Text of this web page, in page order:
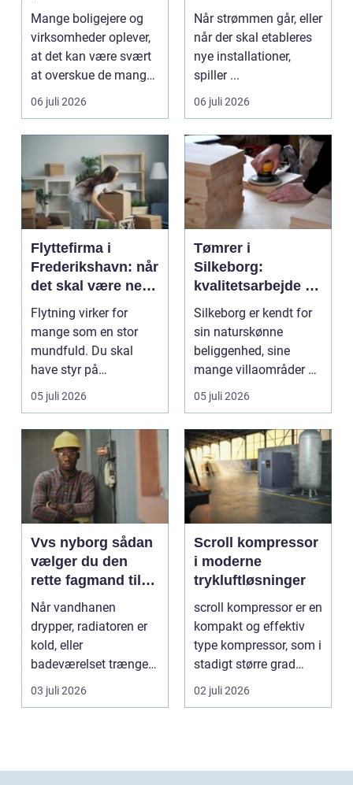
Mange boligejere og
virksomheder oplever,
at det kan være svært
at overskue de mange
gul...
06 juli 2026
danske boliger
Når strømmen går, eller
når der skal etableres
nye installationer,
spiller ...
06 juli 2026
Flyttefirma i
Frederikshavn: når
det skal være nemt
at komme videre
Flytning virker for
mange som en stor
mundfuld. Du skal
have styr på
nedpakning, tunge
l&oslas...
05 juli 2026
Tømrer i
Silkeborg:
kvalitetsarbejde til
overkommelige
priser
Silkeborg er kendt for
sin naturskønne
beliggenhed, sine
mange villaområder og
en bland...
05 juli 2026
Vvs nyborg sådan
vælger du den
rette fagmand til
opgaven
Når vandhanen
drypper, radiatoren er
kold, eller
badeværelset trænger
til en gennemgribende
renoveri...
03 juli 2026
Scroll kompressor
i moderne
trykluftløsninger
scroll kompressor er en
kompakt og effektiv
type kompressor, som i
stadigt større grad
vælges til an...
02 juli 2026